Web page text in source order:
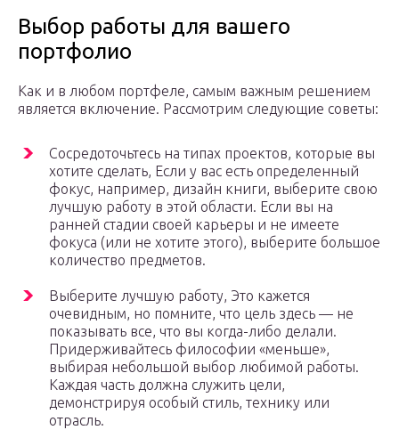
Выбор работы для вашего
портфолио
Как и в любом портфеле, самым важным решением
является включение. Рассмотрим следующие советы:
Сосредоточьтесь на типах проектов, которые вы
хотите сделать, Если у вас есть определенный
фокус, например, дизайн книги, выберите свою
лучшую работу в этой области. Если вы на
ранней стадии своей карьеры и не имеете
фокуса (или не хотите этого), выберите большое
количество предметов.
Выберите лучшую работу, Это кажется
очевидным, но помните, что цель здесь — не
показывать все, что вы когда-либо делали.
Придерживайтесь философии «меньше»,
выбирая небольшой выбор любимой работы.
Каждая часть должна служить цели,
демонстрируя особый стиль, технику или
отрасль.